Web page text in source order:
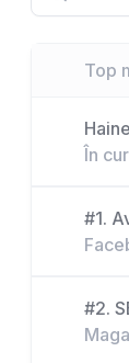
Top
În
#1.
#2.